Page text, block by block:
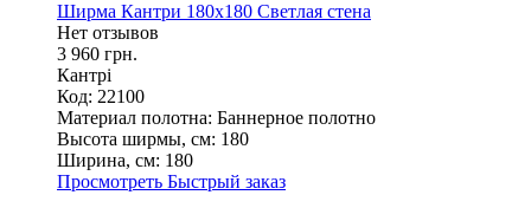
Ширма Кантри 180х180 Светлая стена
Нет отзывов
3 960 грн.
Кантрі
Код: 22100
Материал полотна: Баннерное полотно
Высота ширмы, см: 180
Ширина, см: 180
Просмотреть Быстрый заказ